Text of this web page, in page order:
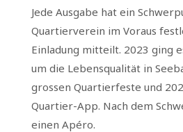
Jede Ausgabe hat ein
Quartierverein im Voraus
Einladung mitteilt. 2023 ging
um die Lebensqualität in
grossen Quartierfeste und
Quartier-App. Nach dem
einen Apéro.